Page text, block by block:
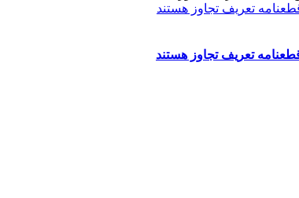
تعریف تجاوز هستند
تعریف تجاوز هستند